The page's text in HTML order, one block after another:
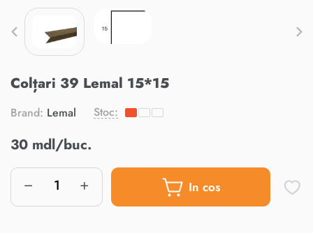
Colțari 39 Lemal 15*15
Brand: Lemal Stoc:
30 mdl/buc.
In cos